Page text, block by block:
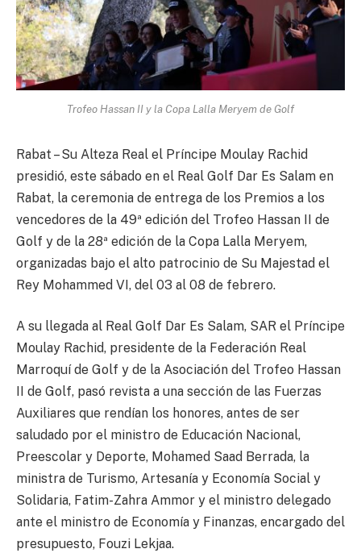
Trofeo Hassan II y la Copa Lalla Meryem de Golf
Rabat – Su Alteza Real el Príncipe Moulay Rachid
presidió, este sábado en el Real Golf Dar Es Salam en
Rabat, la ceremonia de entrega de los Premios a los
vencedores de la 49ª edición del Trofeo Hassan II de
Golf y de la 28ª edición de la Copa Lalla Meryem,
organizadas bajo el alto patrocinio de Su Majestad el
Rey Mohammed VI, del 03 al 08 de febrero.
A su llegada al Real Golf Dar Es Salam, SAR el Príncipe
Moulay Rachid, presidente de la Federación Real
Marroquí de Golf y de la Asociación del Trofeo Hassan
II de Golf, pasó revista a una sección de las Fuerzas
Auxiliares que rendían los honores, antes de ser
saludado por el ministro de Educación Nacional,
Preescolar y Deporte, Mohamed Saad Berrada, la
ministra de Turismo, Artesanía y Economía Social y
Solidaria, Fatim-Zahra Ammor y el ministro delegado
ante el ministro de Economía y Finanzas, encargado del
presupuesto, Fouzi Lekjaa.